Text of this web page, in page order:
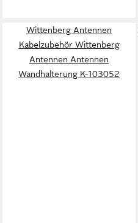
Wittenberg Antennen
Kabelzubehör Wittenberg
Antennen Antennen
Wandhalterung K-103052